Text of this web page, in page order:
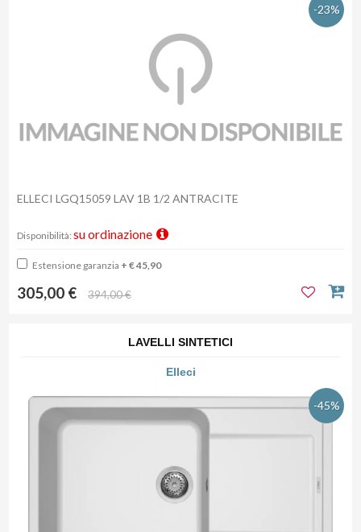
-23%
ELLECI LGQ15059 LAV 1B 1/2 ANTRACITE
Disponibilità: su ordinazione
Estensione garanzia + € 45,90
305,00 € 394,00 €
LAVELLI SINTETICI
Elleci
-45%